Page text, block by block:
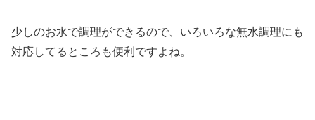
少しのお水で調理ができるので、いろいろな無水調理にも
対応してるところも便利ですよね。